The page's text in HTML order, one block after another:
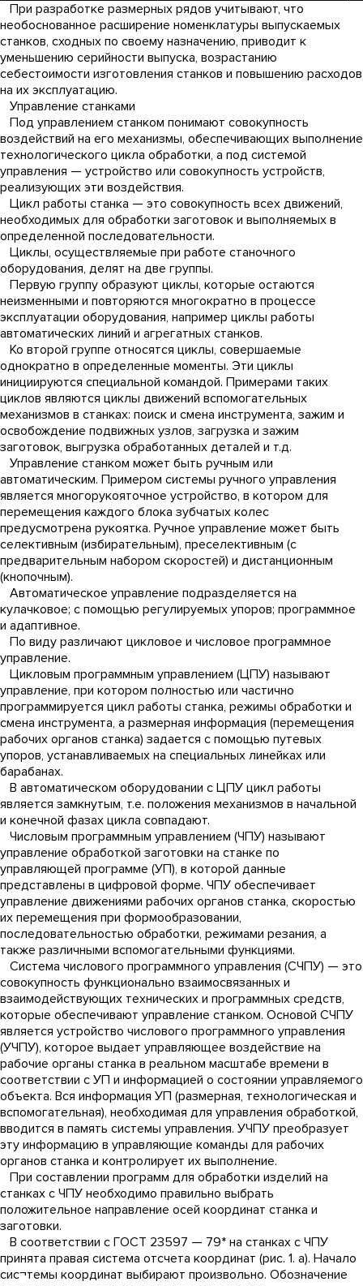
При разработке размерных рядов учитывают, что
необоснованное расширение номенклатуры выпускаемых
станков, сходных по своему назначению, приводит к
уменьшению серийности выпуска, возрастанию
себестоимости изготовления станков и повышению расходов
на их эксплуатацию.
Управление станками
Под управлением станком понимают совокупность
воздействий на его механизмы, обеспечивающих выполнение
технологического цикла обработки, а под системой
управления — устройство или совокупность устройств,
реализующих эти воздействия.
Цикл работы станка — это совокупность всех движений,
необходимых для обработки заготовок и выполняемых в
определенной последовательности.
Циклы, осуществляемые при работе станочного
оборудования, делят на две группы.
Первую группу образуют циклы, которые остаются
неизменными и повторяются многократно в процессе
эксплуатации оборудования, например циклы работы
автоматических линий и агрегатных станков.
Ко второй группе относятся циклы, совершаемые
однократно в определенные моменты. Эти циклы
инициируются специальной командой. Примерами таких
циклов являются циклы движений вспомогательных
механизмов в станках: поиск и смена инструмента, зажим и
освобождение подвижных узлов, загрузка и зажим
заготовок, выгрузка обработанных деталей и т.д.
Управление станком может быть ручным или
автоматическим. Примером системы ручного управления
является многорукояточное устройство, в котором для
перемещения каждого блока зубчатых колес
предусмотрена рукоятка. Ручное управление может быть
селективным (избирательным), преселективным (с
предварительным набором скоростей) и дистанционным
(кнопочным).
Автоматическое управление подразделяется на
кулачковое; с помощью регулируемых упоров; программное
и адаптивное.
По виду различают цикловое и числовое программное
управление.
Цикловым программным управлением (ЦПУ) называют
управление, при котором полностью или частично
программируется цикл работы станка, режимы обработки и
смена инструмента, а размерная информация (перемещения
рабочих органов станка) задается с помощью путевых
упоров, устанавливаемых на специальных линейках или
барабанах.
В автоматическом оборудовании с ЦПУ цикл работы
является замкнутым, т.е. положения механизмов в начальной
и конечной фазах цикла совпадают.
Числовым программным управлением (ЧПУ) называют
управление обработкой заготовки на станке по
управляющей программе (УП), в которой данные
представлены в цифровой форме. ЧПУ обеспечивает
управление движениями рабочих органов станка, скоростью
их перемещения при формообразовании,
последовательностью обработки, режимами резания, а
также различными вспомогательными функциями.
Система числового программного управления (СЧПУ) — это
совокупность функционально взаимосвязанных и
взаимодействующих технических и программных средств,
которые обеспечивают управление станком. Основой СЧПУ
является устройство числового программного управления
(УЧПУ), которое выдает управляющее воздействие на
рабочие органы станка в реальном масштабе времени в
соответствии с УП и информацией о состоянии управляемого
объекта. Вся информация УП (размерная, технологическая и
вспомогательная), необходимая для управления обработкой,
вводится в память системы управления. УЧПУ преобразует
эту информацию в управляющие команды для рабочих
органов станка и контролирует их выполнение.
При составлении программ для обработки изделий на
станках с ЧПУ необходимо правильно выбрать
положительное направление осей координат станка и
заготовки.
В соответствии с ГОСТ 23597 — 79* на станках с ЧПУ
принята правая система отсчета координат (рис. 1. а). Начало
сис¬темы координат выбирают произвольно. Обозначение